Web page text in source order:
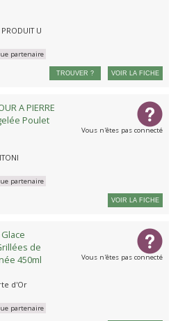
PRODUIT U
partenaire
TROUVER ? VOIR LA FICHE
A PIERRE
Poulet
partenaire
Vous n'êtes pas connecté
VOIR LA FICHE
de
450ml
d'Or
partenaire
Vous n'êtes pas connecté